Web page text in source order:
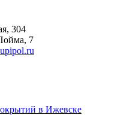
304
7
в Ижевске